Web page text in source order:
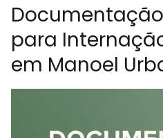
para
em Manoel